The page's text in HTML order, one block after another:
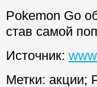
Pokemon Go
став самой
Источник:
Метки: акции;